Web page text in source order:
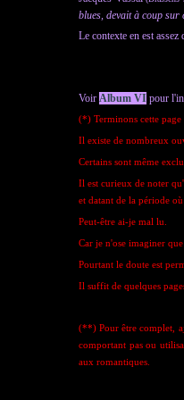
blues, devait à coup
Le contexte en est
Voir Album VI pour
(*) Terminons cette page
Il existe de nombreux
Certains sont même
Il est curieux de noter
et datant de la période
Peut-être ai-je mal lu.
Car je n'ose imaginer
Pourtant le doute est
Il suffit de quelques
(**) Pour être complet,
comportant pas ou
aux romantiques.